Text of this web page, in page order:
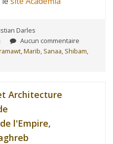
Darles
Aucun commentaire
,Marib, Sanaa, Shibam,
Architecture
l'Empire,